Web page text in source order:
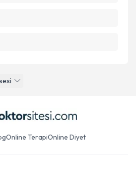
Online TerapiOnline Diyet